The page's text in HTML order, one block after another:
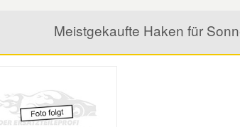
Meistgekaufte Haken für